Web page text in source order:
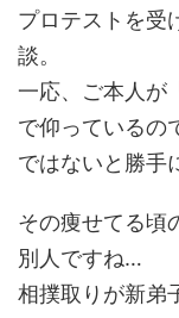
プロテストを受
談。
一応、ご本人が
で仰っているの
ではないと勝手
その痩せてる頃
別人ですね…
相撲取りが新弟